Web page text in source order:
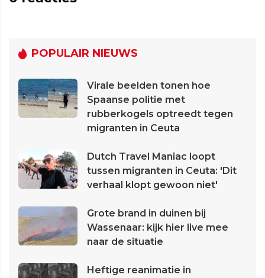
POPULAIR NIEUWS
Virale beelden tonen hoe
Spaanse politie met
rubberkogels optreedt tegen
migranten in Ceuta
Dutch Travel Maniac loopt
tussen migranten in Ceuta: 'Dit
verhaal klopt gewoon niet'
Grote brand in duinen bij
Wassenaar: kijk hier live mee
naar de situatie
Heftige reanimatie in